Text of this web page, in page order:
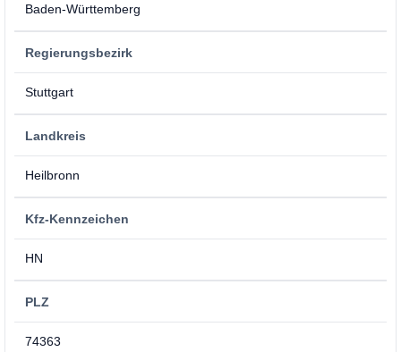
Baden-Württemberg
Regierungsbezirk
Stuttgart
Landkreis
Heilbronn
Kfz-Kennzeichen
HN
PLZ
74363